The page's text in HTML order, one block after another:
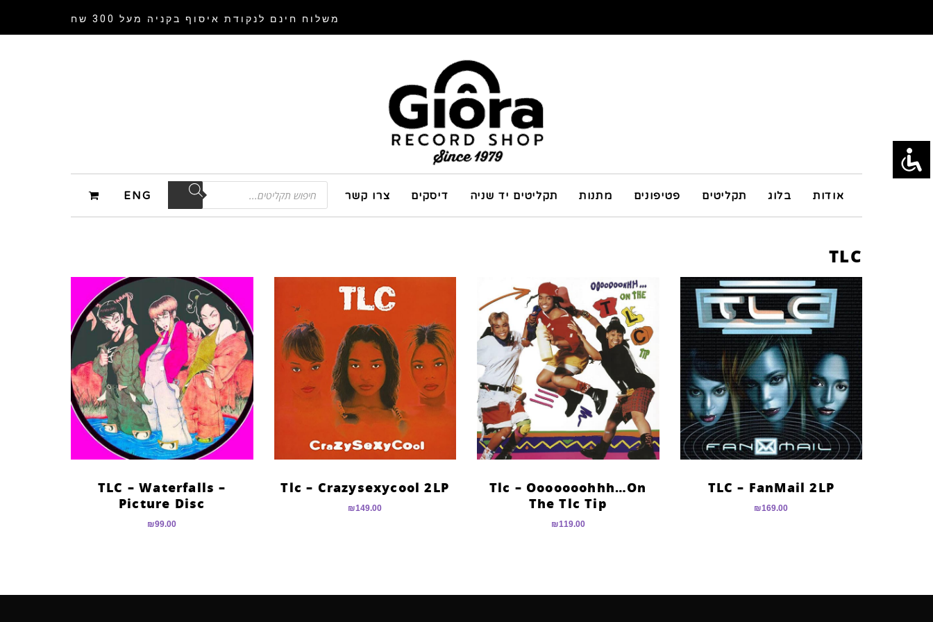
משלוח חינם לנקודת איסוף בקניה מעל 300 שח
אודות בלוג תקליטים פטיפונים מתנות תקליטים יד שניה דיסקים צרו קשר ENG
TLC
TLC – FanMail 2LP
₪169.00
Tlc – Ooooooohhh…On
The Tlc Tip
₪119.00
Tlc – Crazysexycool 2LP
₪149.00
TLC – Waterfalls –
Picture Disc
₪99.00